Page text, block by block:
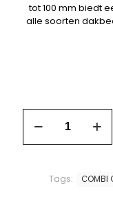
tot 100 mm biedt
alle soorten
Tags: COMBI